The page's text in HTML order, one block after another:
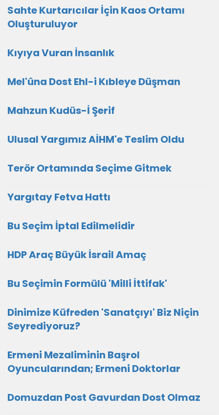
Sahte Kurtarıcılar İçin Kaos Ortamı
Oluşturuluyor
Kıyıya Vuran İnsanlık
Mel'ûna Dost Ehl-i Kıbleye Düşman
Mahzun Kudüs-İ Şerif
Ulusal Yargımız AİHM'e Teslim Oldu
Terör Ortamında Seçime Gitmek
Yargıtay Fetva Hattı
Bu Seçim İptal Edilmelidir
HDP Araç Büyük İsrail Amaç
Bu Seçimin Formülü 'Milli İttifak'
Dinimize Küfreden 'Sanatçıyı' Biz Niçin
Seyrediyoruz?
Ermeni Mezaliminin Başrol
Oyuncularından; Ermeni Doktorlar
Domuzdan Post Gavurdan Dost Olmaz